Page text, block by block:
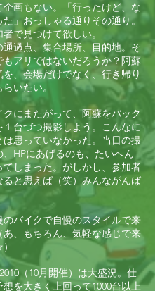
企画もない。「行ったけど、な
」おっしゃる通りその通り。
で見つけて欲しい。
通過点、集合場所、目的地。そ
もアリではないだろうか？阿蘇
、会場だけでなく、行き帰り
いたい。
にまたがって、阿蘇をバック
１台づつ撮影しよう。こんなに
は思っていなかった。当日の撮
HPにあげるのも、たいへん
てしまった。がしかし、参加者
ると思えば（笑）みんながんば
のバイクで自慢のスタイルで来
あ、もちろん、気軽な感じで来
（10月開催）は大盛況。仕
を大きく上回って1000台以上